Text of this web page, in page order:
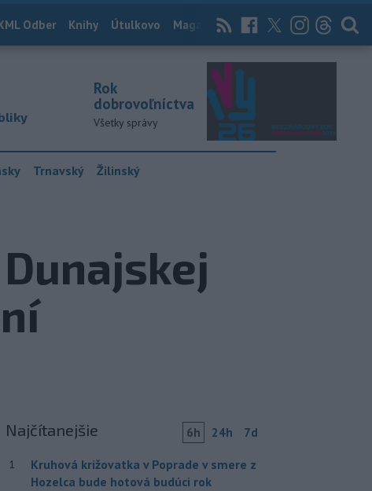
Odber Knihy Útulkovo Magazín News Now Archív
Rok
dobrovoľníctva
Všetky správy
Trnavský Žilinský
Dunajskej
Najčítanejšie 6h 24h 7d
1
Kruhová križovatka v Poprade v smere z
Hozelca bude hotová budúci rok